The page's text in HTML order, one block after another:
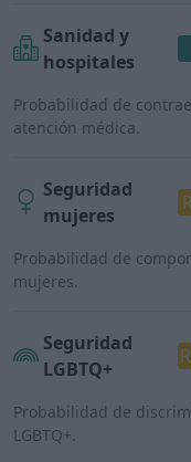
Sanidad y
hospitales
Probabilidad de
atención médica.
Seguridad
mujeres
Probabilidad de
mujeres.
Seguridad
LGBTQ+
Probabilidad de
LGBTQ+.